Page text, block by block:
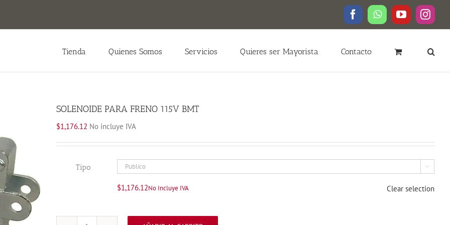
FacebookWhatsAppYouTube
Tienda Quienes Somos Servicios Quieres ser Mayorista Contacto
SOLENOIDE PARA FRENO 115V BMT
$1,176.12 No incluye IVA
Tipo 
$1,176.12No Incluye IVA Clear selection